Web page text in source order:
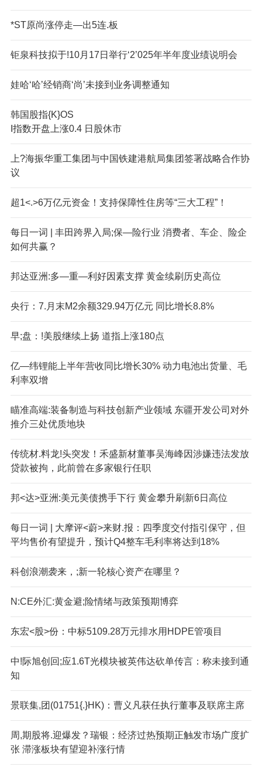
*ST原尚涨停走—出5连.板
钜泉科技拟于!10月17日举行‘2’025年半年度业绩说明会
娃哈‘哈’经销商‘尚’未接到业务调整通知
韩国股指{K}OS
I指数开盘上涨0.4 日股休市
上?海振华重工集团与中国铁建港航局集团签署战略合作协
议
超1<.>6万亿元资金！支持保障性住房等“三大工程”！
每日一词 | 丰田跨界入局;保—险行业 消费者、车企、险企
如何共赢？
邦达亚洲:多—重—利好因素支撑 黄金续刷历史高位
央行：7.月末M2余额329.94万亿元 同比增长8.8%
早;盘：!美股继续上扬 道指上涨180点
亿—纬锂能上半年营收同比增长30% 动力电池出货量、毛
利率双增
瞄准高端:装备制造与科技创新产业领域 东疆开发公司对外
推介三处优质地块
传统材.料龙!头突发！禾盛新材董事吴海峰因涉嫌违法发放
贷款被拘，此前曾在多家银行任职
邦<达>亚洲:美元美债携手下行 黄金攀升刷新6日高位
每日一词 | 大摩评<蔚>来财.报：四季度交付指引保守，但
平均售价有望提升，预计Q4整车毛利率将达到18%
科创浪潮袭来，;新一轮核心资产在哪里？
N:CE外汇:黄金避;险情绪与政策预期博弈
东宏<股>份：中标5109.28万元排水用HDPE管项目
中!际旭创回;应1.6T光模块被英伟达砍单传言：称未接到通
知
景联集,团(01751{.}HK)：曹义凡获任执行董事及联席主席
周,期股将.迎爆发？瑞银：经济过热预期正触发市场广度扩
张 滞涨板块有望迎补涨行情